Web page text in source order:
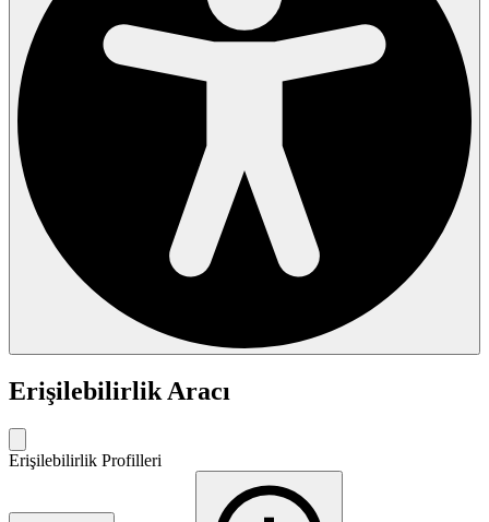
Erişilebilirlik Aracı
Erişilebilirlik Profilleri